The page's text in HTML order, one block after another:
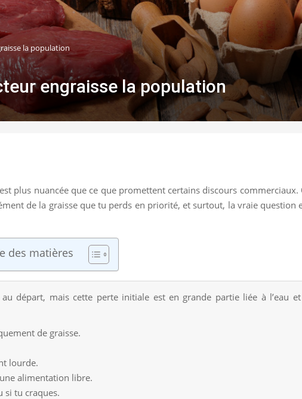
la population
engraisse la population
plus nuancée que ce que promettent certains discours
de la graisse que tu perds en priorité, et surtout, la vraie question
des matières
départ, mais cette perte initiale est en grande partie liée à l’eau
de graisse.
lourde.
alimentation libre.
si tu craques.